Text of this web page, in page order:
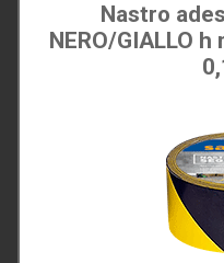
Nastro
NERO/GIALLO